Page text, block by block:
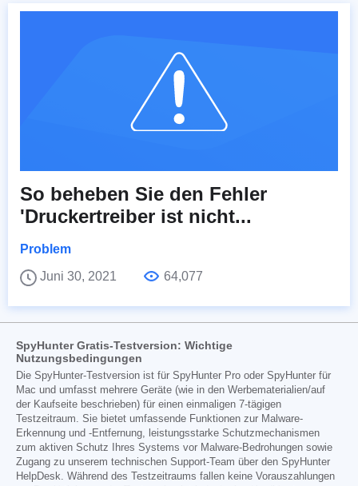
So beheben Sie den Fehler
'Druckertreiber ist nicht...
Problem
Juni 30, 2021
64,077
SpyHunter Gratis-Testversion: Wichtige
Nutzungsbedingungen
Die SpyHunter-Testversion ist für SpyHunter Pro oder SpyHunter für
Mac und umfasst mehrere Geräte (wie in den Werbematerialien/auf
der Kaufseite beschrieben) für einen einmaligen 7-tägigen
Testzeitraum. Sie bietet umfassende Funktionen zur Malware-
Erkennung und -Entfernung, leistungsstarke Schutzmechanismen
zum aktiven Schutz Ihres Systems vor Malware-Bedrohungen sowie
Zugang zu unserem technischen Support-Team über den SpyHunter
HelpDesk. Während des Testzeitraums fallen keine Vorauszahlungen